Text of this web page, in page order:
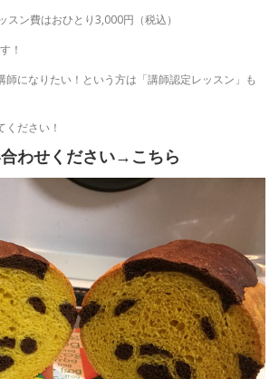
スン費はおひとり3,000円（税込）
！
師になりたい！という方は「講師認定レッスン」も
ださい！
わせください→こちら